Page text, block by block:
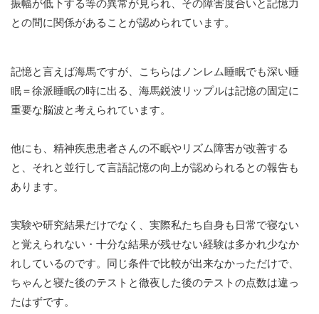
振幅が低下する等の異常が見られ、その障害度合いと記憶力
との間に関係があることが認められています。
記憶と言えば海馬ですが、こちらはノンレム睡眠でも深い睡
眠＝徐派睡眠の時に出る、海馬鋭波リップルは記憶の固定に
重要な脳波と考えられています。
他にも、精神疾患患者さんの不眠やリズム障害が改善する
と、それと並行して言語記憶の向上が認められるとの報告も
あります。
実験や研究結果だけでなく、実際私たち自身も日常で寝ない
と覚えられない・十分な結果が残せない経験は多かれ少なか
れしているのです。同じ条件で比較が出来なかっただけで、
ちゃんと寝た後のテストと徹夜した後のテストの点数は違っ
たはずです。